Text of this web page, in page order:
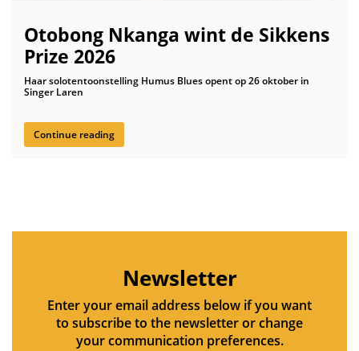
Otobong Nkanga wint de Sikkens
Prize 2026
Haar solotentoonstelling Humus Blues opent op 26 oktober in
Singer Laren
Continue reading
Newsletter
Enter your email address below if you want
to subscribe to the newsletter or change
your communication preferences.